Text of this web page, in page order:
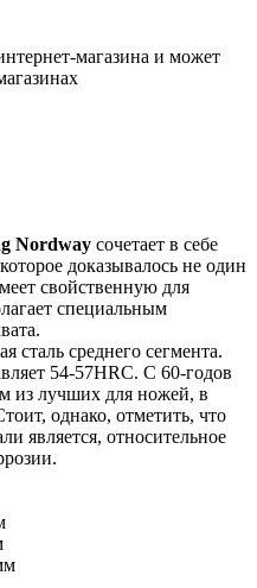
магазина и может
Nordway сочетает в себе
доказывалось не один
свойственную для
специальным
сталь среднего сегмента.
54-57HRC. C 60-годов
из лучших для ножей, в
однако, отметить, что
является, относительное